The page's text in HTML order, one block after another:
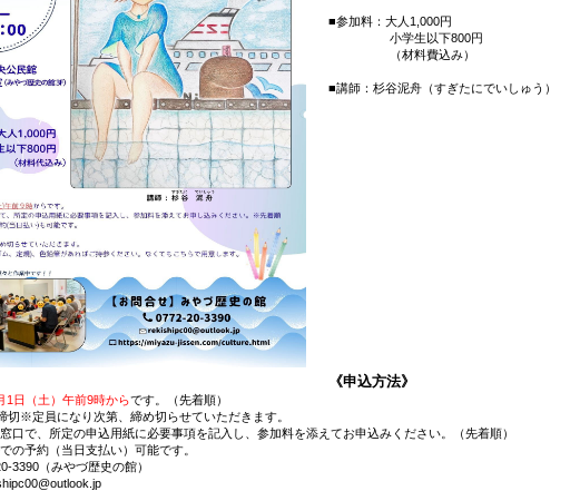
■参加料：大人1,000円
小学生以下800円
（材料費込み）
■講師：杉谷泥舟（すぎたにでいしゅう）
《申込方法》
1日（土）午前9時からです。（先着順）
※定員になり次第、締め切らせていただきます。
口で、所定の申込用紙に必要事項を記入し、参加料を添えてお申込みください。（先着順）
予約（当日支払い）可能です。
（みやづ歴史の館）